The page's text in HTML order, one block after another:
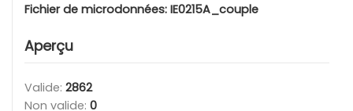
Fichier de microdonnées: IE0215A_couple
Aperçu
Valide: 2862
Non valide: 0